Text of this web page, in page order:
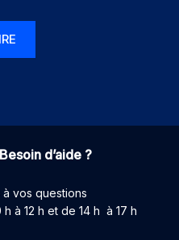
d’aide ?
vos questions
à 12 h et de 14 h à 17 h